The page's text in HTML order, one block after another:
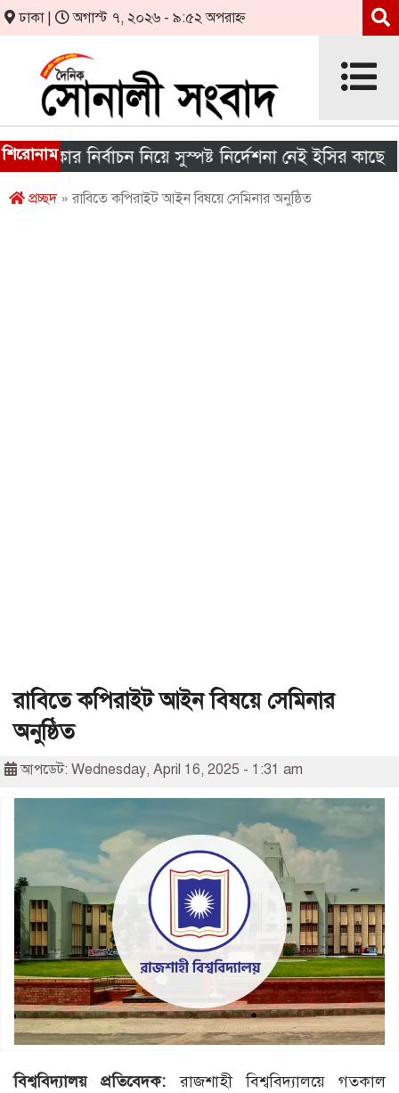
ঢাকা | অগাস্ট ৭, ২০২৬ - ৯:৫২ অপরাহ্ন
শিরোনামনির্বাচন নিয়ে সুস্পষ্ট নির্দেশনা নেই ইসির কাছে
প্রচ্ছদ» রাবিতে কপিরাইট আইন বিষয়ে সেমিনার অনুষ্ঠিত
রাবিতে কপিরাইট আইন বিষয়ে সেমিনার
অনুষ্ঠিত
আপডেট: Wednesday, April 16, 2025 - 1:31 am
বিশ্ববিদ্যালয় প্রতিবেদক: রাজশাহী বিশ্ববিদ্যালয়ে গতকাল